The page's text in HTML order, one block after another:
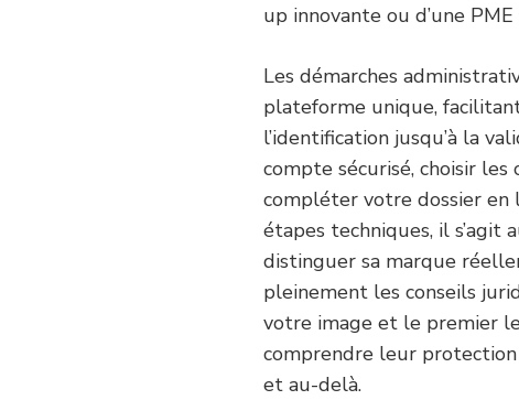
up innovante ou d’une
Les démarches
plateforme unique,
l’identification jusqu’à la
compte sécurisé, choisir
compléter votre dossier en
étapes techniques, il s’agit
distinguer sa marque
pleinement les conseils
votre image et le premier
comprendre leur
et au-delà.